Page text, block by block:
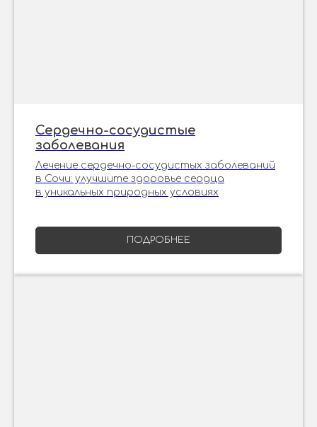
Сердечно-сосудистые
заболевания
Лечение сердечно-сосудистых заболеваний
в Сочи: улучшите здоровье сердца
в уникальных природных условиях
ПОДРОБНЕЕ